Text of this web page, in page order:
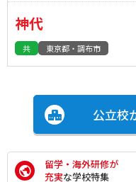
神代
共 東京都・調布市
公立校
留学・海外研修が
充実な学校特集